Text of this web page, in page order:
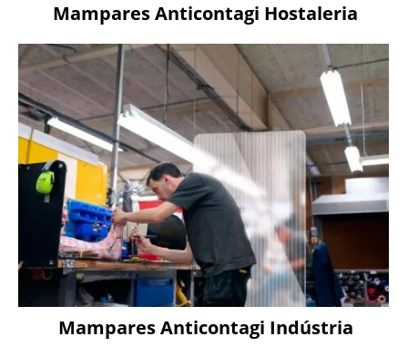
Mampares Anticontagi Hostaleria
Mampares Anticontagi Indústria